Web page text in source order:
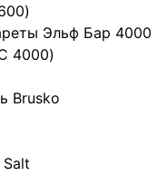
Эльф Бар 4000
4000)
Brusko